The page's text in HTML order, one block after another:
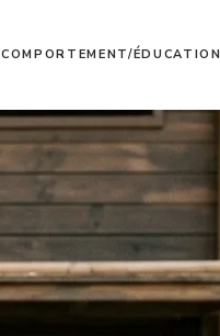
COMPORTEMENT/ÉDUCATION